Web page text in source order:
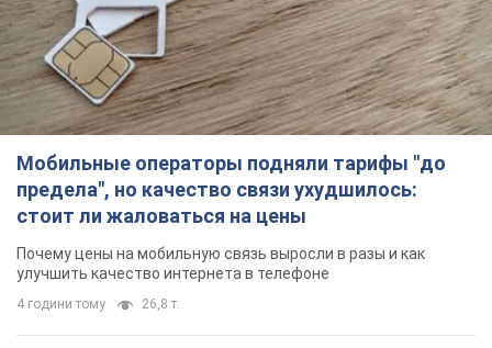
Мобильные операторы подняли тарифы "до
предела", но качество связи ухудшилось:
стоит ли жаловаться на цены
Почему цены на мобильную связь выросли в разы и как
улучшить качество интернета в телефоне
4 години тому 26,8 т.